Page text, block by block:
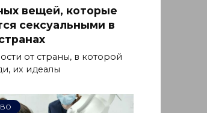
вещей, которые
сексуальными в
от страны, в которой
их идеалы